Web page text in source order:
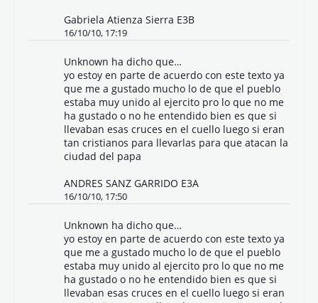
Gabriela Atienza Sierra E3B
16/10/10, 17:19
Unknown ha dicho que…
yo estoy en parte de acuerdo con este texto ya
que me a gustado mucho lo de que el pueblo
estaba muy unido al ejercito pro lo que no me
ha gustado o no he entendido bien es que si
llevaban esas cruces en el cuello luego si eran
tan cristianos para llevarlas para que atacan la
ciudad del papa
ANDRES SANZ GARRIDO E3A
16/10/10, 17:50
Unknown ha dicho que…
yo estoy en parte de acuerdo con este texto ya
que me a gustado mucho lo de que el pueblo
estaba muy unido al ejercito pro lo que no me
ha gustado o no he entendido bien es que si
llevaban esas cruces en el cuello luego si eran